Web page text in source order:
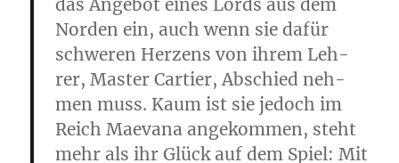
das Ange­bot eines Lords aus dem
Nor­den ein, auch wenn sie dafür
schwe­ren Her­zens von ihrem Leh­
rer, Mas­ter Car­tier, Abschied neh­
men muss. Kaum ist sie jedoch im
Reich Mae­va­na ange­kom­men, steht
mehr als ihr Glück auf dem Spiel: Mit